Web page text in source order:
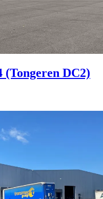
(Tongeren DC2)